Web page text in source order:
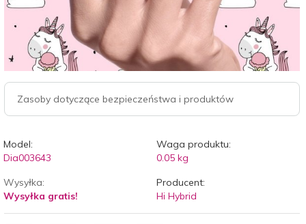
Zasoby dotyczące bezpieczeństwa i produktów
Model:
Dia003643
Waga produktu:
0.05 kg
Wysyłka:
Wysyłka gratis!
Producent:
Hi Hybrid